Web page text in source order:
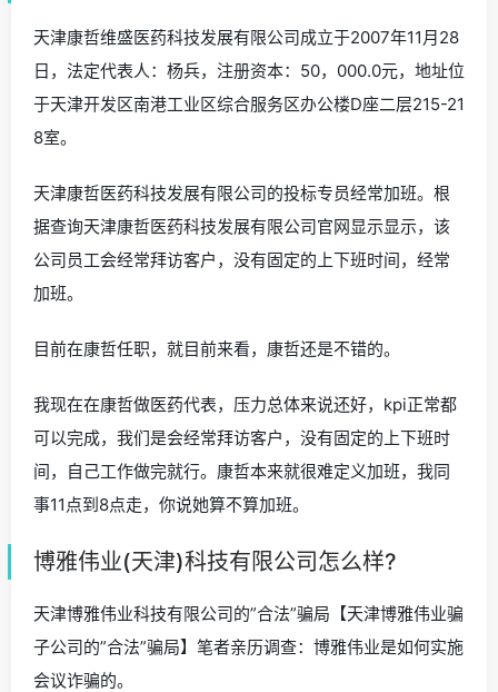
天津康哲维盛医药科技发展有限公司成立于2007年11月28
日，法定代表人：杨兵，注册资本：50，000.0元，地址位
于天津开发区南港工业区综合服务区办公楼D座二层215-21
8室。
天津康哲医药科技发展有限公司的投标专员经常加班。根
据查询天津康哲医药科技发展有限公司官网显示显示，该
公司员工会经常拜访客户，没有固定的上下班时间，经常
加班。
目前在康哲任职，就目前来看，康哲还是不错的。
我现在在康哲做医药代表，压力总体来说还好，kpi正常都
可以完成，我们是会经常拜访客户，没有固定的上下班时
间，自己工作做完就行。康哲本来就很难定义加班，我同
事11点到8点走，你说她算不算加班。
博雅伟业(天津)科技有限公司怎么样?
天津博雅伟业科技有限公司的”合法”骗局【天津博雅伟业骗
子公司的”合法”骗局】笔者亲历调查：博雅伟业是如何实施
会议诈骗的。